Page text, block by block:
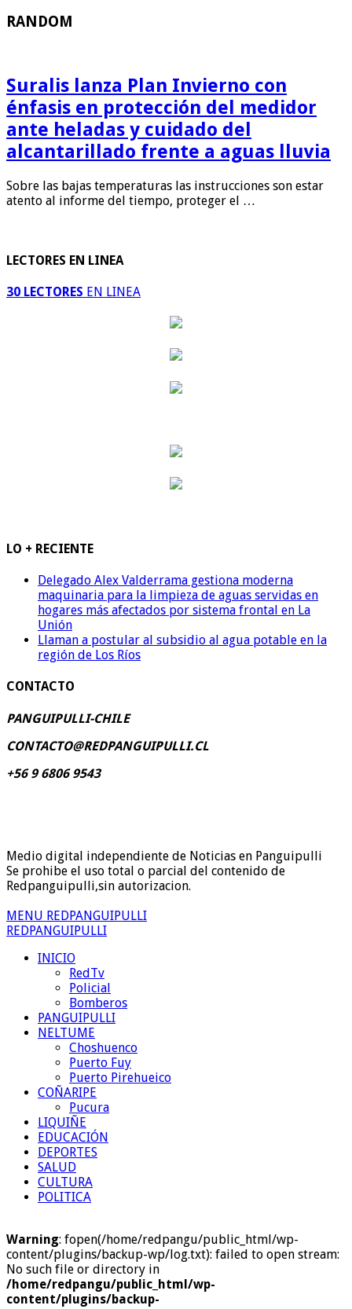
RANDOM
Suralis lanza Plan Invierno con
énfasis en protección del medidor
ante heladas y cuidado del
alcantarillado frente a aguas lluvia
Sobre las bajas temperaturas las instrucciones son estar
atento al informe del tiempo, proteger el …
LECTORES EN LINEA
30 LECTORES EN LINEA
LO + RECIENTE
Delegado Alex Valderrama gestiona moderna
maquinaria para la limpieza de aguas servidas en
hogares más afectados por sistema frontal en La
Unión
Llaman a postular al subsidio al agua potable en la
región de Los Ríos
CONTACTO
PANGUIPULLI-CHILE
CONTACTO@REDPANGUIPULLI.CL
+56 9 6806 9543
Medio digital independiente de Noticias en Panguipulli
Se prohibe el uso total o parcial del contenido de
Redpanguipulli,sin autorizacion.
MENU REDPANGUIPULLI
REDPANGUIPULLI
INICIO
RedTv
Policial
Bomberos
PANGUIPULLI
NELTUME
Choshuenco
Puerto Fuy
Puerto Pirehueico
COÑARIPE
Pucura
LIQUIÑE
EDUCACIÓN
DEPORTES
SALUD
CULTURA
POLITICA
Warning: fopen(/home/redpangu/public_html/wp-
content/plugins/backup-wp/log.txt): failed to open stream:
No such file or directory in
/home/redpangu/public_html/wp-
content/plugins/backup-